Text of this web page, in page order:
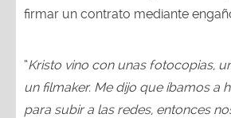
firmar un contrato mediante
“Kristo vino con unas fotocopias,
un filmaker. Me dijo que íbamos a
para subir a las redes, entonces